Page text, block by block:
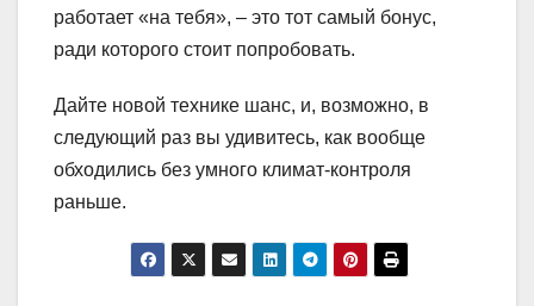
работает «на тебя», – это тот самый бонус,
ради которого стоит попробовать.
Дайте новой технике шанс, и, возможно, в
следующий раз вы удивитесь, как вообще
обходились без умного климат-контроля
раньше.